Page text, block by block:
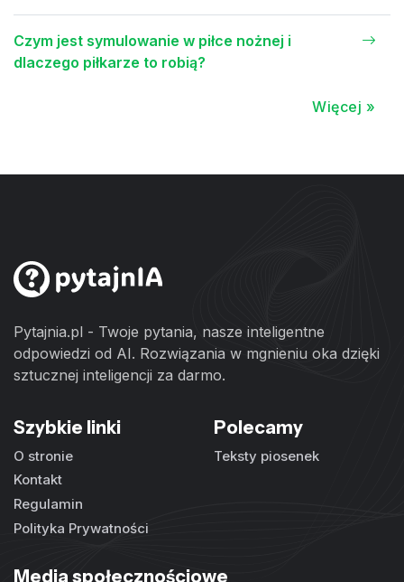
Czym jest symulowanie w piłce nożnej i
dlaczego piłkarze to robią?
Więcej »
Pytajnia.pl - Twoje pytania, nasze inteligentne
odpowiedzi od AI. Rozwiązania w mgnieniu oka dzięki
sztucznej inteligencji za darmo.
Szybkie linki
O stronie
Kontakt
Regulamin
Polityka Prywatności
Polecamy
Teksty piosenek
Media społecznościowe